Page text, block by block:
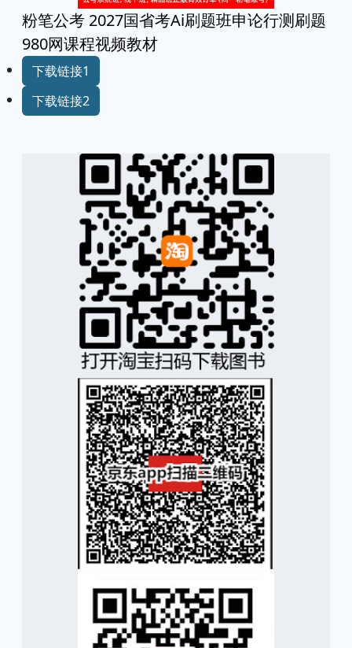
粉笔公考 2027国省考Ai刷题班申论行测刷题
980网课程视频教材
下载链接1
下载链接2